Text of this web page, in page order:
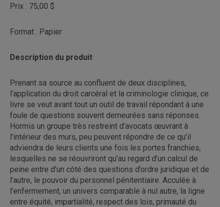
Prix : 75,00 $
Format : Papier
Description du produit
Prenant sa source au confluent de deux disciplines,
l’application du droit carcéral et la criminologie clinique, ce
livre se veut avant tout un outil de travail répondant à une
foule de questions souvent demeurées sans réponses.
Hormis un groupe très restreint d’avocats œuvrant à
l’intérieur des murs, peu peuvent répondre de ce qu’il
adviendra de leurs clients une fois les portes franchies,
lesquelles ne se réouvriront qu’au regard d’un calcul de
peine entre d’un côté des questions d’ordre juridique et de
l’autre, le pouvoir du personnel pénitentiaire. Acculée à
l’enfermement, un univers comparable à nul autre, la ligne
entre équité, impartialité, respect des lois, primauté du